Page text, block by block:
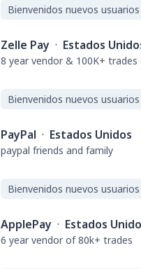
Bienvenidos nuevos usuarios
Zelle Pay · Estados
8 year vendor & 100K+
Bienvenidos nuevos usuarios
PayPal · Estados Unidos
paypal friends and family
Bienvenidos nuevos usuarios
ApplePay · Estados
6 year vendor of 80k+ trades